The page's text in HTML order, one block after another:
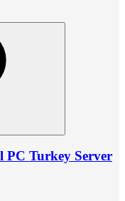
PC Turkey Server